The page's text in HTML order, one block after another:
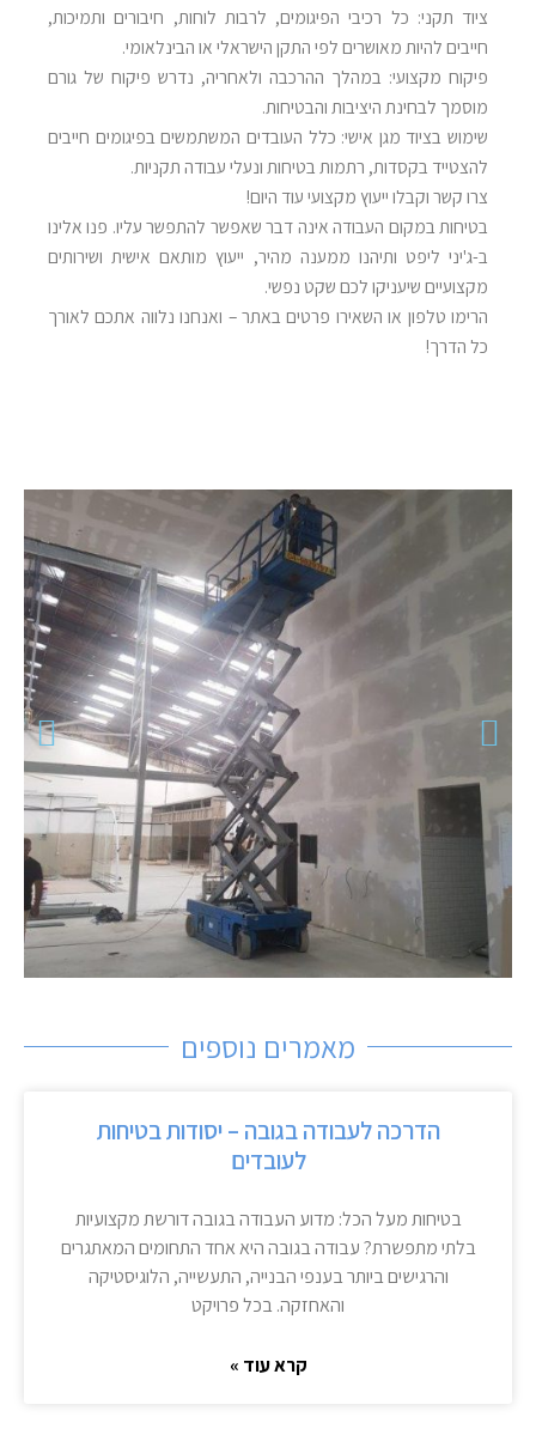
ציוד תקני: כל רכיבי הפיגומים, לרבות לוחות, חיבורים ותמיכות,
חייבים להיות מאושרים לפי התקן הישראלי או הבינלאומי.
פיקוח מקצועי: במהלך ההרכבה ולאחריה, נדרש פיקוח של גורם
מוסמך לבחינת היציבות והבטיחות.
שימוש בציוד מגן אישי: כלל העובדים המשתמשים בפיגומים חייבים
להצטייד בקסדות, רתמות בטיחות ונעלי עבודה תקניות.
צרו קשר וקבלו ייעוץ מקצועי עוד היום!
בטיחות במקום העבודה אינה דבר שאפשר להתפשר עליו. פנו אלינו
ב-ג'יני ליפט ותיהנו ממענה מהיר, ייעוץ מותאם אישית ושירותים
מקצועיים שיעניקו לכם שקט נפשי.
הרימו טלפון או השאירו פרטים באתר – ואנחנו נלווה אתכם לאורך
כל הדרך!
מאמרים נוספים
הדרכה לעבודה בגובה – יסודות בטיחות
לעובדים
בטיחות מעל הכל: מדוע העבודה בגובה דורשת מקצועיות
בלתי מתפשרת? עבודה בגובה היא אחד התחומים המאתגרים
והרגישים ביותר בענפי הבנייה, התעשייה, הלוגיסטיקה
והאחזקה. בכל פרויקט
קרא עוד »